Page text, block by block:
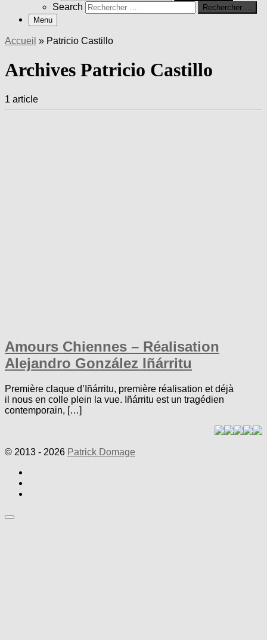
Search
Rechercher …
Menu
Accueil » Patricio Castillo
Archives Patricio Castillo
1 article
Amours Chiennes – Réalisation
Alejandro González Iñárritu
Première claque d’Iñárritu, première réalisation et déjà
il nous en colle plein la vue. Iñárritu est un tragédien
contemporain, […]
© 2013 - 2026 Patrick Domage